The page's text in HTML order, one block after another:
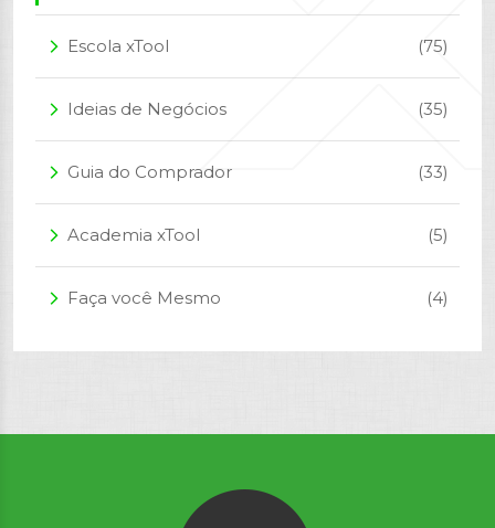
arrow_forward_ios Escola xTool (75)
arrow_forward_ios Ideias de Negócios (35)
arrow_forward_ios Guia do Comprador (33)
arrow_forward_ios Academia xTool (5)
arrow_forward_ios Faça você Mesmo (4)